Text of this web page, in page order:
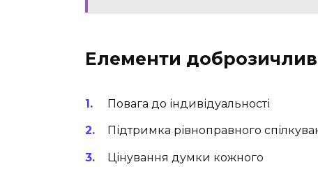
Елементи
Повага до індивідуальності
Підтримка рівноправного
Цінування думки кожного